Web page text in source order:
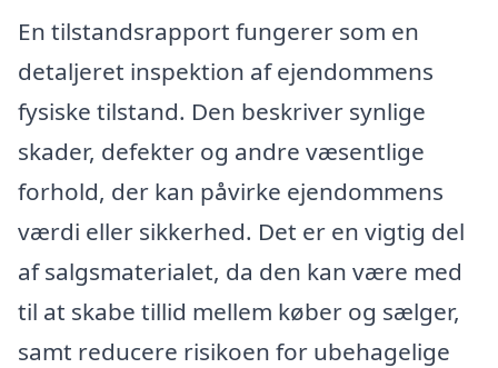
En tilstandsrapport fungerer som en
detaljeret inspektion af ejendommens
fysiske tilstand. Den beskriver synlige
skader, defekter og andre væsentlige
forhold, der kan påvirke ejendommens
værdi eller sikkerhed. Det er en vigtig del
af salgsmaterialet, da den kan være med
til at skabe tillid mellem køber og sælger,
samt reducere risikoen for ubehagelige